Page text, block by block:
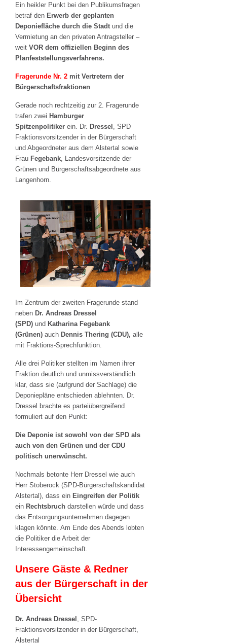
Ein heikler Punkt bei den Publikumsfragen
betraf den Erwerb der geplanten
Deponiefläche durch die Stadt und die
Vermietung an den privaten Antragsteller –
weit VOR dem offiziellen Beginn des
Planfeststellungsverfahrens.
Fragerunde Nr. 2 mit Vertretern der
Bürgerschaftsfraktionen
Gerade noch rechtzeitig zur 2. Fragerunde
trafen zwei Hamburger
Spitzenpolitiker ein. Dr. Dressel
, SPD
Fraktionsvorsitzender in der Bürgerschaft
und Abgeordneter aus dem Alstertal sowie
Frau Fegebank , Landesvorsitzende der
Grünen und Bürgerschaftsabgeordnete aus
Langenhorn.
Im Zentrum der zweiten Fragerunde stand
neben Dr. Andreas Dressel
(SPD) und Katharina Fegebank
(Grünen) auch Dennis Thering (CDU), alle
mit Fraktions-Sprechfunktion.
Alle drei Politiker stellten im Namen ihrer
Fraktion deutlich und unmissverständlich
klar, dass sie (aufgrund der Sachlage) die
Deponiepläne entschieden ablehnten. Dr.
Dressel brachte es parteiübergreifend
formuliert auf den Punkt:
Die Deponie ist sowohl von der SPD als
auch von den Grünen und der CDU
politisch unerwünscht.
Nochmals betonte Herr Dressel wie auch
Herr Stoberock (SPD-Bürgerschaftskandidat
Alstertal), dass ein Eingreifen der Politik
ein Rechtsbruch darstellen würde und dass
das Entsorgungsunternehmen dagegen
klagen könnte. Am Ende des Abends lobten
die Politiker die Arbeit der
Interessengemeinschaft.
Unsere Gäste & Redner
aus der Bürgerschaft in der
Übersicht
Dr. Andreas Dressel , SPD-
Fraktionsvorsitzender in der Bürgerschaft,
Alstertal